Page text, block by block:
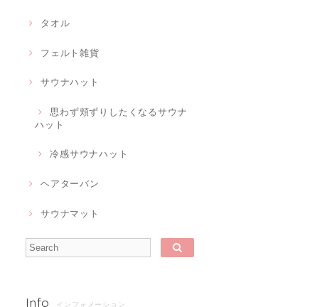
タオル
フェルト雑貨
サウナハット
思わず頬ずりしたくなるサウナ
ハット
冷感サウナハット
ヘアターバン
サウナマット
Info インフォメーション